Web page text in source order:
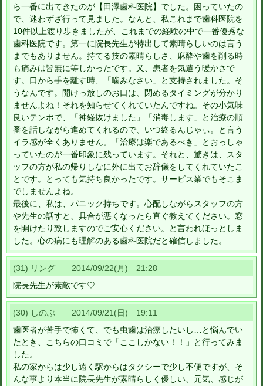
ら一番に出てきたのが【田澤歯科医院】でした。困っていたの
で、迷わずざ行って見ました。なんと、私これまで歯科医院を
10件以上渡り歩きましたが、これまでの経験の中で一番優秀な
歯科医院です。第一に院長先生が特出して素晴らしいのは言う
までもありません。持てる技の素晴らしさ、麻酔や歯を削る時
も痛みは皆無に等しかったです。又、患者を気遣う暖かさで
す。口から手を離す時、「噛みなさい」と支持されました。そ
うなんです。開けっ放しのお口は、閉めるタイミングが分かり
ませんよね！それを知らせてくれていたんですね。その小気味
良いテンポで、「神経抜けました」「消毒します」と治療の順
番を話しながら進めてくれるので、いつ終るんじゃぃ。と言う
イラ感が全くありません。「治療は楽であるべき」とおっしゃ
っていたのが一番印象に残っています。それと、驚きは、スタ
ッフの方が私の帰りしなに外に出てお辞儀をしてくれていたこ
とです。とっても気持ち良かったです。サービス業でもそこま
でしませんよね。
最後に、私は、パニック持ちです。心配しながらスタッフの方
や先生の話すと、具合が悪くなったら直ぐ教えてください。窓
を開けたり致しますのでご安心ください。と言われほっとしま
した。心の病にも理解のある歯科医院だと確信しました。
(31) リング 2014/09/22(月) 21:28
院長先生が素敵です♡
(30) しのぶ 2014/09/21(日) 19:11
歯医者が苦手で怖くて、でも虫歯は治療したいし…と悩んでい
たとき、こちらの口コミで「ここしかない！！」と行ってみま
した。
私の家からは少し遠く駅からはタクシーで少し不便ですが、そ
んな事より本当に院長先生が素晴らしく優しい、元気、感じが